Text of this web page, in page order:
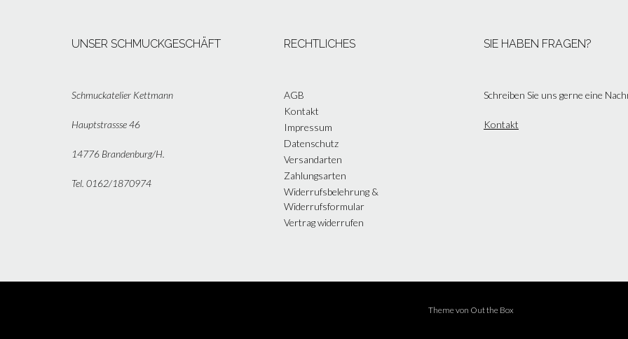
UNSER SCHMUCKGESCHÄFT
Schmuckatelier Kettmann
Hauptstrassse 46
14776 Brandenburg/H.
Tel. 0162/1870974
RECHTLICHES
AGB
Kontakt
Impressum
Datenschutz
Versandarten
Zahlungsarten
Widerrufsbelehrung &
Widerrufsformular
Vertrag widerrufen
SIE HABEN FRAGEN?
Schreiben Sie uns gerne eine
Kontakt
Theme von Out the Box